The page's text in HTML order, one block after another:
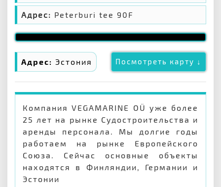
Адрес: Peterburi tee 90F
Адрес: Эстония Посмотреть карту ↓
Компания VEGAMARINE OÜ уже более
25 лет на рынке Судостроительства и
аренды персонала. Мы долгие годы
работаем на рынке Европейского
Союза. Сейчас основные объекты
находятся в Финляндии, Германии и
Эстонии